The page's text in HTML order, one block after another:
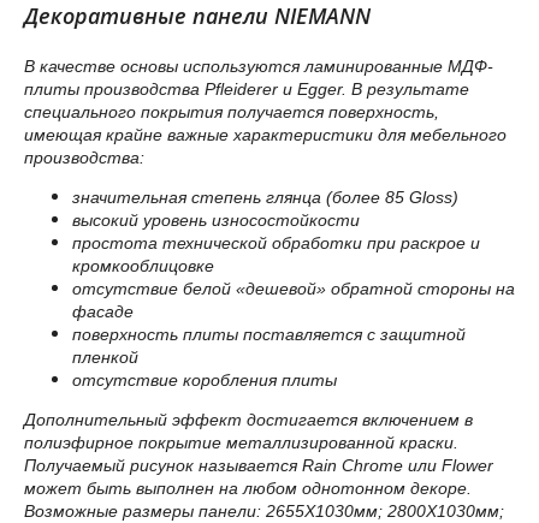
Декоративные панели NIEMANN
В качестве основы используются ламинированные МДФ-
плиты производства Pfleiderer и Egger. В результате
специального покрытия получается поверхность,
имеющая крайне важные характеристики для мебельного
производства:
значительная степень глянца (более 85 Gloss)
высокий уровень износостойкости
простота технической обработки при раскрое и
кромкооблицовке
отсутствие белой «дешевой» обратной стороны на
фасаде
поверхность плиты поставляется с защитной
пленкой
отсутствие коробления плиты
Дополнительный эффект достигается включением в
полиэфирное покрытие металлизированной краски.
Получаемый рисунок называется Rain Chrome или Flower
может быть выполнен на любом однотонном декоре.
Возможные размеры панели: 2655Х1030мм; 2800Х1030мм;